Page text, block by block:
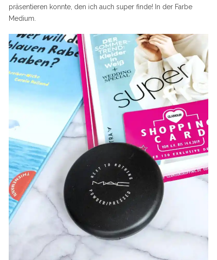
präsentieren konnte, den ich auch super finde! In der Farbe
Medium.